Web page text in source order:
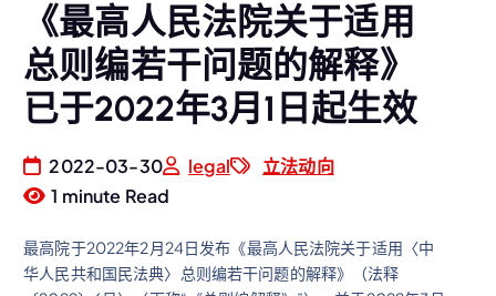
《最高人民法院关于适用
总则编若干问题的解释》
已于2022年3月1日起生效
2022-03-30 legal
立法动向
1 minute Read
最高院于2022年2月24日发布《最高人民法院关于适用〈中
华人民共和国民法典〉总则编若干问题的解释》（法释